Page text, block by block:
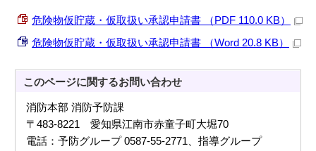
危険物仮貯蔵・仮取扱い承認申請書 （PDF 110.0 KB）
危険物仮貯蔵・仮取扱い承認申請書 （Word 20.8 KB）
このページに関するお問い合わせ
消防本部 消防予防課
〒483-8221 愛知県江南市赤童子町大堀70
電話：予防グループ 0587-55-2771、指導グループ